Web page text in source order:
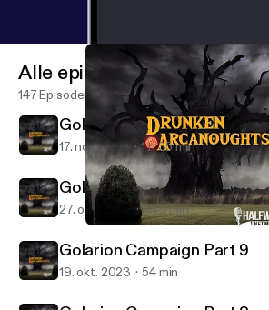
Drunken Arcanoughts
Alle episoder
147 Episoder
Golarion Campaign Part 11
17. nov. 2023 1 h 35 min
Golarion Campaign Part 10
27. okt. 2023 1 h 5 min
Golarion Campaign Part 9
19. okt. 2023 54 min